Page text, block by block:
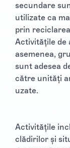
secundare
utilizate ca
prin
Activitățile de
asemenea,
sunt adesea
către unități
uzate.
Activitățile
clădirilor și